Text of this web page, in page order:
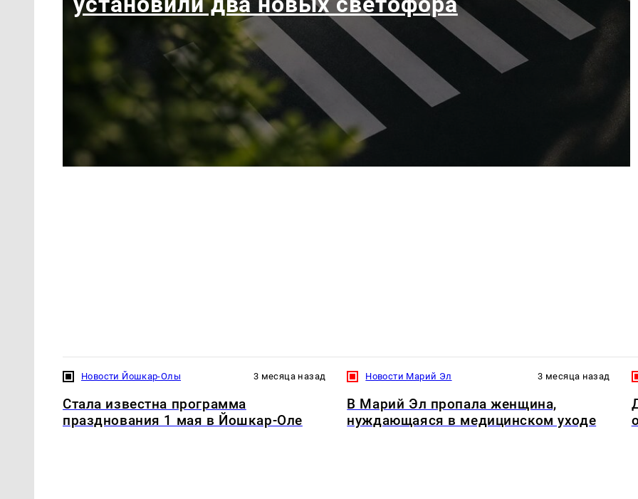
Новости Йошкар-Олы 3 месяца назад
Стала известна программа
празднования 1 мая в Йошкар-Оле
Новости Марий Эл 3 месяца назад
В Марий Эл пропала женщина,
нуждающаяся в медицинском уходе